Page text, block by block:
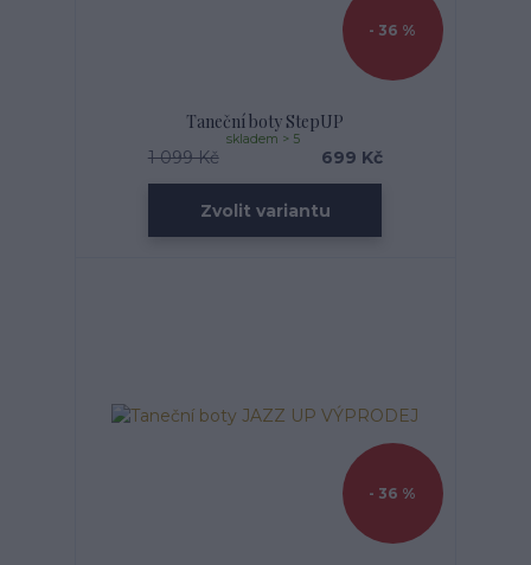
- 36 %
Taneční boty StepUP
1 099 Kč 699 Kč
skladem > 5
Zvolit variantu
- 36 %